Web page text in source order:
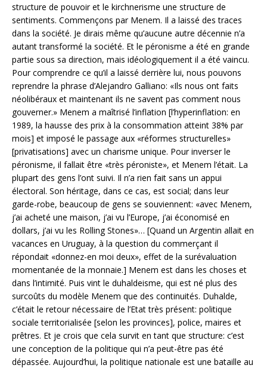
structure de pouvoir et le kirchnerisme une structure de
sentiments. Commençons par Menem. Il a laissé des traces
dans la société. Je dirais même qu’aucune autre décennie n’a
autant transformé la société. Et le péronisme a été en grande
partie sous sa direction, mais idéologiquement il a été vaincu.
Pour comprendre ce qu’il a laissé derrière lui, nous pouvons
reprendre la phrase d’Alejandro Galliano: «Ils nous ont faits
néolibéraux et maintenant ils ne savent pas comment nous
gouverner.» Menem a maîtrisé l’inflation [l’hyperinflation: en
1989, la hausse des prix à la consommation atteint 38% par
mois] et imposé le passage aux «réformes structurelles»
[privatisations] avec un charisme unique. Pour inverser le
péronisme, il fallait être «très péroniste», et Menem l’était. La
plupart des gens l’ont suivi. Il n’a rien fait sans un appui
électoral. Son héritage, dans ce cas, est social; dans leur
garde-robe, beaucoup de gens se souviennent: «avec Menem,
j’ai acheté une maison, j’ai vu l’Europe, j’ai économisé en
dollars, j’ai vu les Rolling Stones»… [Quand un Argentin allait en
vacances en Uruguay, à la question du commerçant il
répondait «donnez-en moi deux», effet de la surévaluation
momentanée de la monnaie.] Menem est dans les choses et
dans l’intimité. Puis vint le duhaldeisme, qui est né plus des
surcoûts du modèle Menem que des continuités. Duhalde,
c’était le retour nécessaire de l’Etat très présent: politique
sociale territorialisée [selon les provinces], police, maires et
prêtres. Et je crois que cela survit en tant que structure: c’est
une conception de la politique qui n’a peut-être pas été
dépassée. Aujourd’hui, la politique nationale est une bataille au